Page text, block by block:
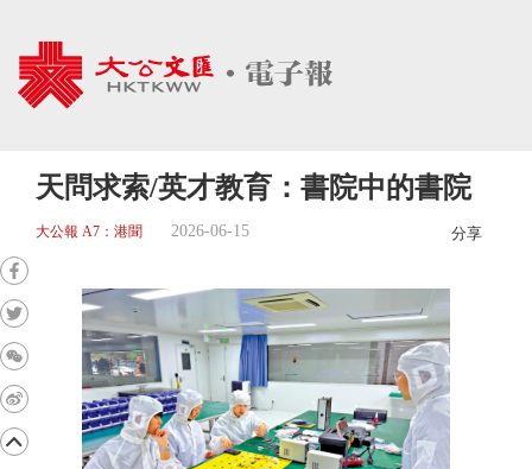
天問求索/英才教育：書院中的書院
大公報 A7：港聞 2026-06-15 分享